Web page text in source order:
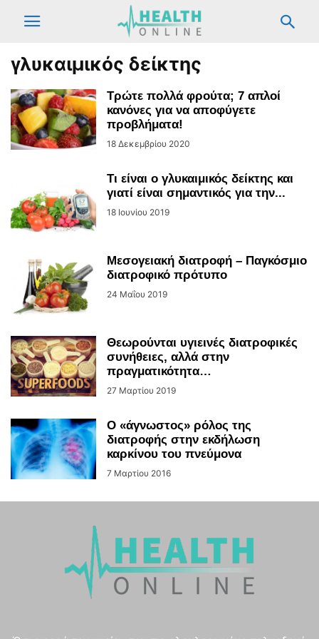
γλυκαιμικός δείκτης
Τρώτε πολλά φρούτα; 7 απλοί
κανόνες για να αποφύγετε
προβλήματα!
18 Δεκεμβρίου 2020
Τι είναι ο γλυκαιμικός δείκτης και
γιατί είναι σημαντικός για την...
18 Ιουνίου 2019
Μεσογειακή διατροφή – Παγκόσμιο
διατροφικό πρότυπο
24 Μαΐου 2019
Θεωρούνται υγιεινές διατροφικές
συνήθειες, αλλά στην
πραγματικότητα…
27 Μαρτίου 2019
Ο «άγνωστος» ρόλος της
διατροφής στην εκδήλωση
καρκίνου του πνεύμονα
7 Μαρτίου 2016